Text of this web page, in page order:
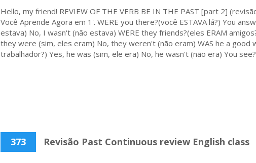
Hello, my friend! REVIEW OF THE VERB BE IN THE PAST [part 2]
Você Aprende Agora em 1'. WERE you there?(você ESTAVA lá?) You
estava) No, I wasn't (não estava) WERE they friends?(eles ERAM
they were (sim, eles eram) No, they weren't (não eram) WAS he a good
trabalhador?) Yes, he was (sim, ele era) No, he wasn't (não era) You
373 Revisão Past Continuous review English class